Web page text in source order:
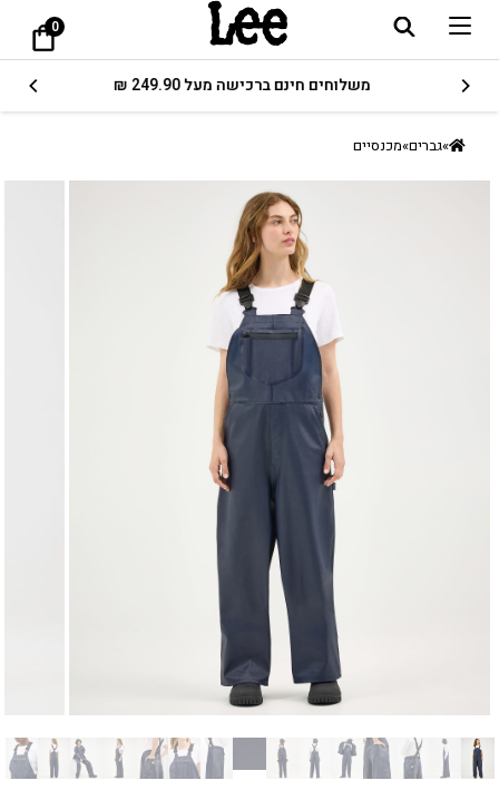
0
משלוחים חינם ברכישה מעל 249.90 ₪
»גברים»מכנסיים